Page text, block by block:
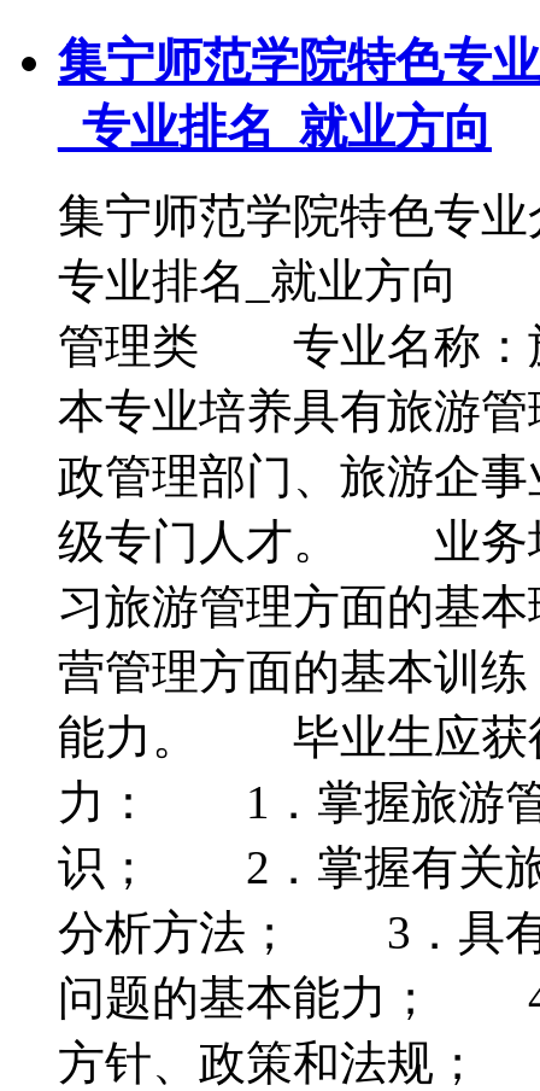
集宁师范学院特色专
_专业排名_就业方向
集宁师范学院特色专
专业排名_就业方
管理类 专业名称：
本专业培养具有旅游
政管理部门、旅游企
级专门人才。 业务
习旅游管理方面的基
营管理方面的基本训
能力。 毕业生应获
力： 1．掌握旅游管
识； 2．掌握有关旅
分析方法； 3．具有
问题的基本能力； 4
方针、政策和法规；